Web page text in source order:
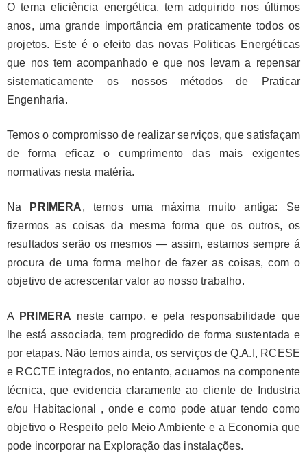
O tema eficiência energética, tem adquirido nos últimos
anos, uma grande importância em praticamente todos os
projetos. Este é o efeito das novas Politicas Energéticas
que nos tem acompanhado e que nos levam a repensar
sistematicamente os nossos métodos de Praticar
Engenharia.
Temos o compromisso de realizar serviços, que satisfaçam
de forma eficaz o cumprimento das mais exigentes
normativas nesta matéria.
Na PRIMERA, temos uma máxima muito antiga: Se
fizermos as coisas da mesma forma que os outros, os
resultados serão os mesmos — assim, estamos sempre á
procura de uma forma melhor de fazer as coisas, com o
objetivo de acrescentar valor ao nosso trabalho.
A PRIMERA neste campo, e pela responsabilidade que
lhe está associada, tem progredido de forma sustentada e
por etapas. Não temos ainda, os serviços de Q.A.I, RCESE
e RCCTE integrados, no entanto, acuamos na componente
técnica, que evidencia claramente ao cliente de Industria
e/ou Habitacional , onde e como pode atuar tendo como
objetivo o Respeito pelo Meio Ambiente e a Economia que
pode incorporar na Exploração das instalações.